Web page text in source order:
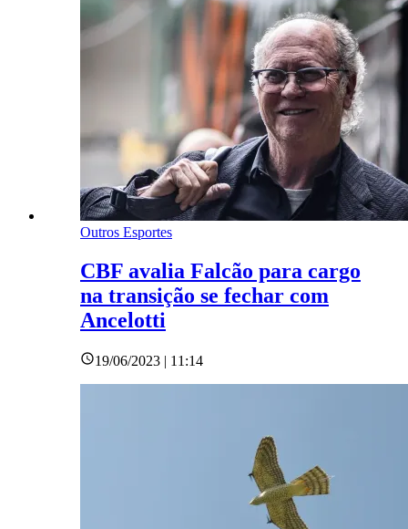
Outros Esportes
CBF avalia Falcão para cargo
na transição se fechar com
Ancelotti
19/06/2023 | 11:14